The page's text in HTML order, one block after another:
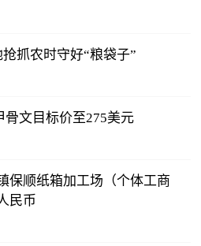
抓农时守好“粮袋子”
文目标价至275美元
保顺纸箱加工场（个体工商
民币